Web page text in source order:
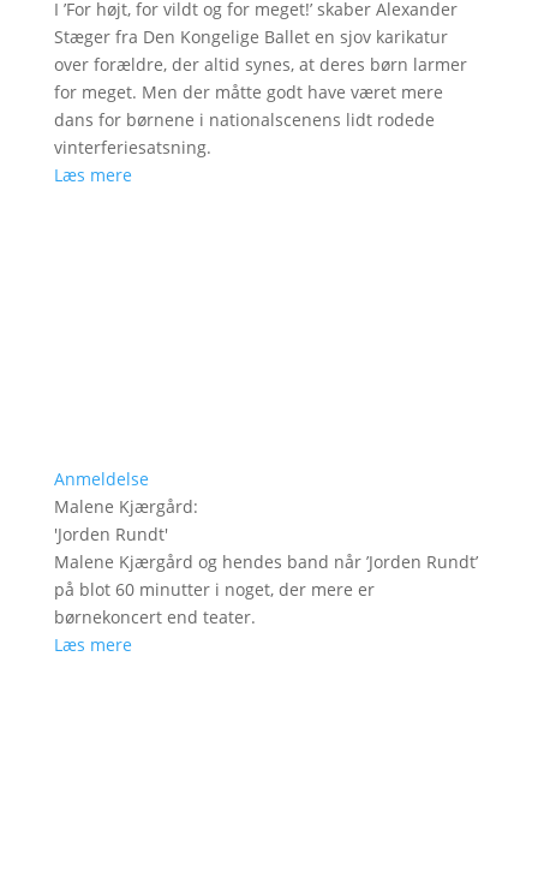
I ’For højt, for vildt og for meget!’ skaber Alexander
Stæger fra Den Kongelige Ballet en sjov karikatur
over forældre, der altid synes, at deres børn larmer
for meget. Men der måtte godt have været mere
dans for børnene i nationalscenens lidt rodede
vinterferiesatsning.
Læs mere
Anmeldelse
Malene Kjærgård:
'Jorden Rundt'
Malene Kjærgård og hendes band når ’Jorden Rundt’
på blot 60 minutter i noget, der mere er
børnekoncert end teater.
Læs mere